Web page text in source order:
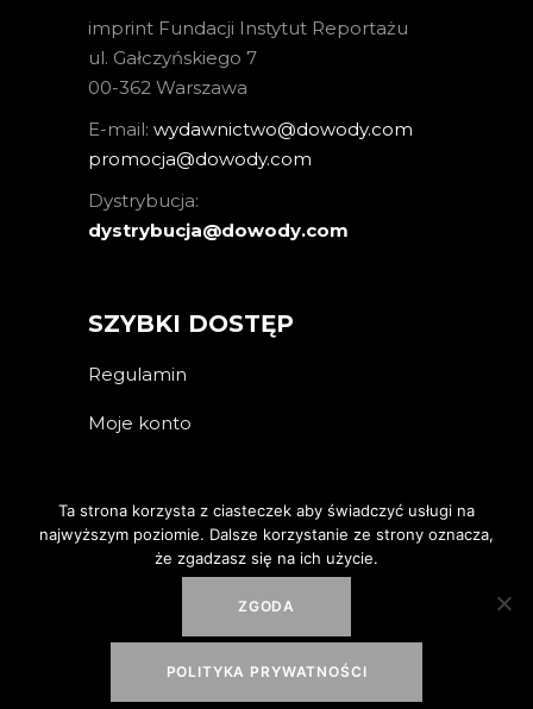
imprint Fundacji Instytut Reportażu
ul. Gałczyńskiego 7
00-362 Warszawa
E-mail: wydawnictwo@dowody.com
promocja@dowody.com
Dystrybucja:
dystrybucja@dowody.com
SZYBKI DOSTĘP
Regulamin
Moje konto
Ta strona korzysta z ciasteczek aby świadczyć usługi na
najwyższym poziomie. Dalsze korzystanie ze strony oznacza,
że zgadzasz się na ich użycie.
ZGODA
POLITYKA PRYWATNOŚCI